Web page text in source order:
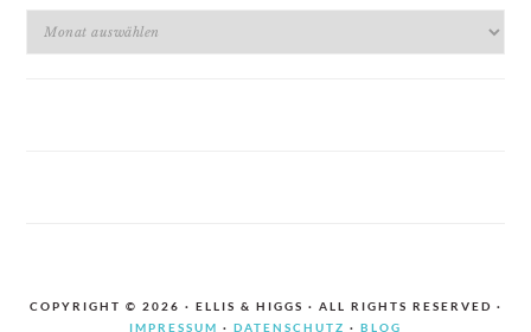
Archiv
COPYRIGHT © 2026 · ELLIS & HIGGS · ALL RIGHTS RESERVED ·
IMPRESSUM · DATENSCHUTZ · BLOG